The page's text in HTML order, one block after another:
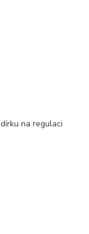
na regulaci